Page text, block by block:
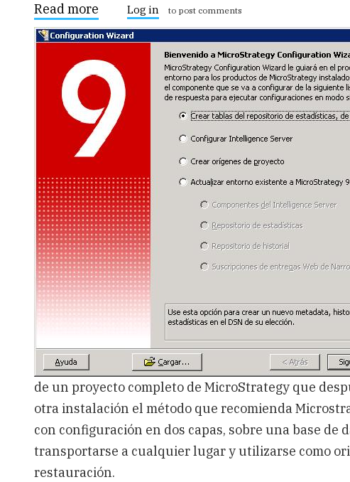
Read more about
Cómo
crear
un
backup
de
un
proyecto
de
MicroStrategy
Log in to post comments
de un proyecto completo de MicroStrategy que
otra instalación el método que recomienda
con configuración en dos capas, sobre una base de
transportarse a cualquier lugar y utilizarse como
restauración.